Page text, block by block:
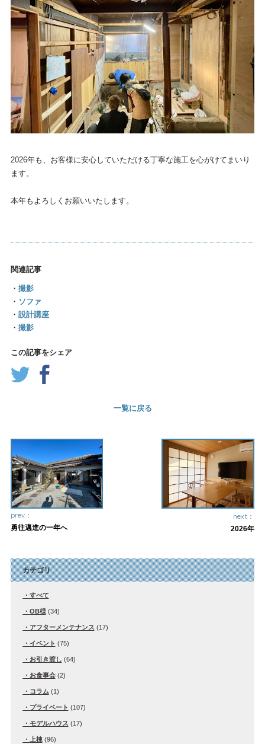
2026年も、お客様に安心していただける丁寧な施工を心がけてまいり
ます。
本年もよろしくお願いいたします。
関連記事
・ 撮影
・ ソファ
・ 設計講座
・ 撮影
この記事をシェア
一覧に戻る
prev：
勇往邁進の一年へ
next：
2026年
カテゴリ
すべて
OB様(34)
アフターメンテナンス (17)
イベント (75)
お引き渡し (64)
お食事会(2)
コラム (1)
プライベート (107)
モデルハウス (17)
上棟(96)